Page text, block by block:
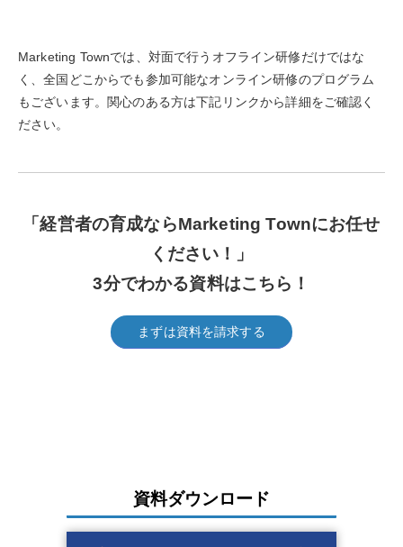
Marketing Townでは、対面で行うオフライン研修だけではな
く、全国どこからでも参加可能なオンライン研修のプログラム
もございます。関心のある方は下記リンクから詳細をご確認く
ださい。
「経営者の育成ならMarketing Townにお任せ
ください！
」
3分でわかる資料はこちら！
まずは資料を請求する
資料ダウンロード